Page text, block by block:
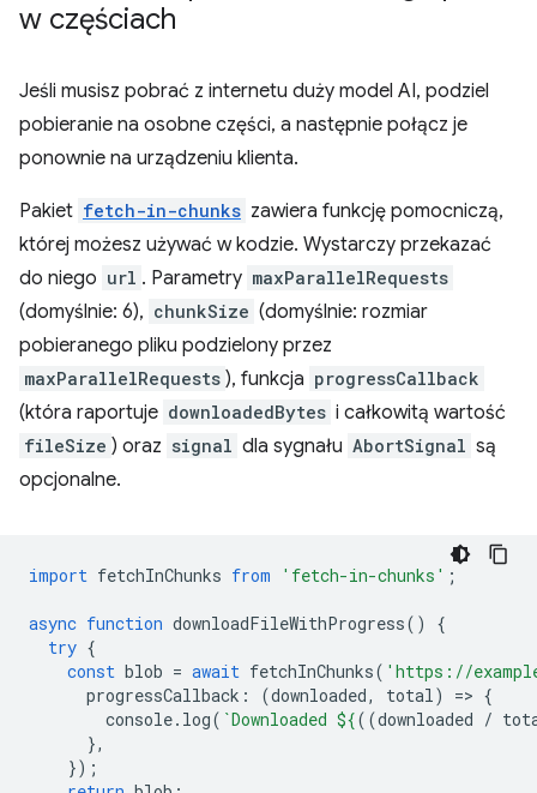
w częściach
Jeśli musisz pobrać z internetu duży model AI, podziel
pobieranie na osobne części, a następnie połącz je
ponownie na urządzeniu klienta.
Pakiet fetch-in-chunks zawiera funkcję pomocniczą,
której możesz używać w kodzie. Wystarczy przekazać
do niego url . Parametry maxParallelRequests
(domyślnie: 6), chunkSize (domyślnie: rozmiar
pobieranego pliku podzielony przez
maxParallelRequests ), funkcja progressCallback
(która raportuje downloadedBytes i całkowitą wartość
fileSize ) oraz signal dla sygnału AbortSignal są
opcjonalne.
import fetchInChunks from 'fetch-in-chunks' ;
async function downloadFileWithProgress()
{
try {
const blob = await fetchInChunks( 'https://
progressCallback : (downloaded, total) => {
console. log( `Downloaded ${((downloaded /
},
});